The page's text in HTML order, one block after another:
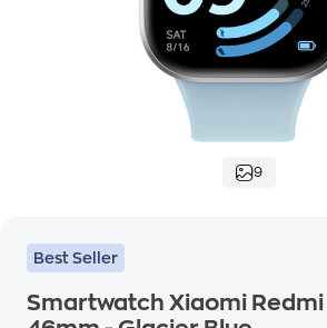
9
Best Seller
Smartwatch Xiaomi